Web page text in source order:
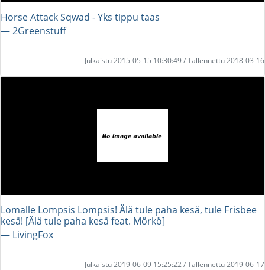
Horse Attack Sqwad - Yks tippu taas
― 2Greenstuff
Julkaistu 2015-05-15 10:30:49 / Tallennettu 2018-03-16
Lomalle Lompsis Lompsis! Älä tule paha kesä, tule Frisbee
kesä! [Älä tule paha kesä feat. Mörkö]
― LivingFox
Julkaistu 2019-06-09 15:25:22 / Tallennettu 2019-06-17